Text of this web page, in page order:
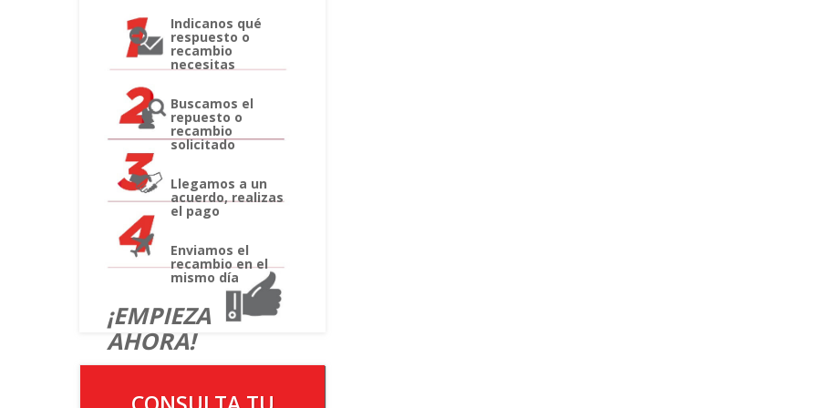
Indicanos qué
respuesto o
recambio
necesitas
Buscamos el
repuesto o
recambio
solicitado
Llegamos a un
acuerdo, realizas
el pago
Enviamos el
recambio en el
mismo día
¡EMPIEZA
AHORA!